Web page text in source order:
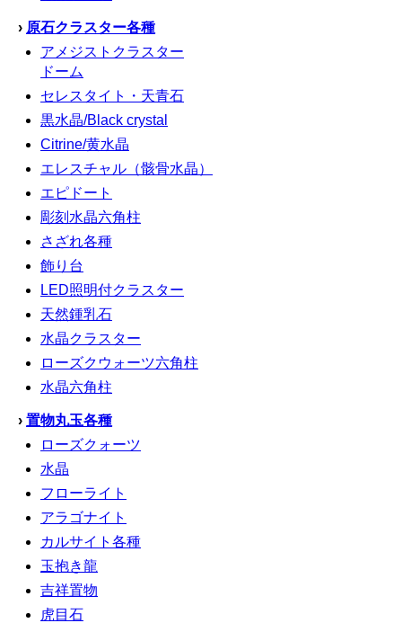
› 原石クラスター各種
アメジストクラスター
ドーム
セレスタイト・天青石
黒水晶/Black crystal
Citrine/黄水晶
エレスチャル（骸骨水晶）
エピドート
彫刻水晶六角柱
さざれ各種
飾り台
LED照明付クラスター
天然鍾乳石
水晶クラスター
ローズクウォーツ六角柱
水晶六角柱
› 置物丸玉各種
ローズクォーツ
水晶
フローライト
アラゴナイト
カルサイト各種
玉抱き龍
吉祥置物
虎目石